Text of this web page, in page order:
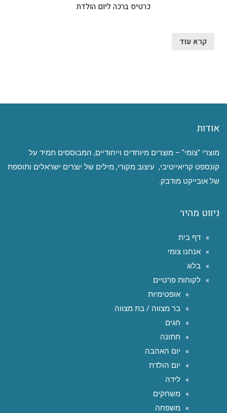
כרטיס ברכה ליום הולדת
קרא עוד
אודות
מוצרי "צומי" – מוצרים מיוחדים וייחודיים, המבוססים תמיד על
קונספט קריאייטיבי, עיצוב מקורי, מילים של יוצרים ישראלים ותוספת
של אובייקט מודבק.
ניווט מהיר
דף בית
אנחנו צומי
בלוג
לקוחות פרטיים
אופטימיות
בר מצווה / בת מצווה
חגים
חתונה
יום האהבה
יום הולדת
לידה
משחקים
משפחה